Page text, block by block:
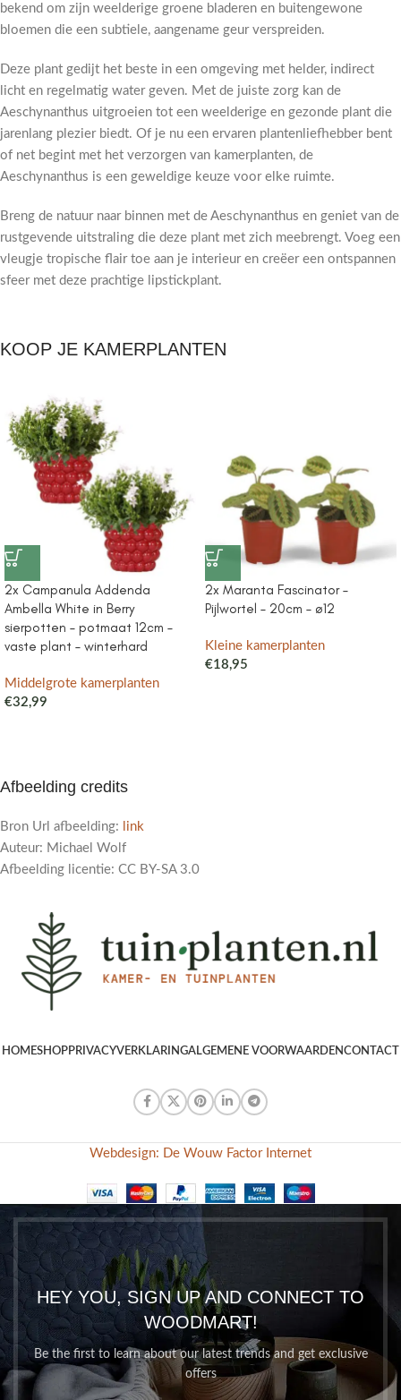
bekend om zijn weelderige groene bladeren en buitengewone
bloemen die een subtiele, aangename geur verspreiden.
Deze plant gedijt het beste in een omgeving met helder, indirect
licht en regelmatig water geven. Met de juiste zorg kan de
Aeschynanthus uitgroeien tot een weelderige en gezonde plant die
jarenlang plezier biedt. Of je nu een ervaren plantenliefhebber bent
of net begint met het verzorgen van kamerplanten, de
Aeschynanthus is een geweldige keuze voor elke ruimte.
Breng de natuur naar binnen met de Aeschynanthus en geniet van de
rustgevende uitstraling die deze plant met zich meebrengt. Voeg een
vleugje tropische flair toe aan je interieur en creëer een ontspannen
sfeer met deze prachtige lipstickplant.
KOOP JE KAMERPLANTEN
2x Campanula Addenda
Ambella White in Berry
sierpotten – potmaat 12cm –
vaste plant – winterhard
Middelgrote kamerplanten
€32,99
2x Maranta Fascinator –
Pijlwortel – 20cm – ø12
Kleine kamerplanten
€18,95
Afbeelding credits
Bron Url afbeelding:
link
Auteur: Michael Wolf
Afbeelding licentie: CC BY-SA 3.0
HOMESHOPPRIVACYVERKLARINGALGEMENE VOORWAARDENCONTACT
Webdesign: De Wouw Factor Internet
HEY YOU, SIGN UP AND CONNECT TO
WOODMART!
Be the first to learn about our latest trends and get exclusive
offers